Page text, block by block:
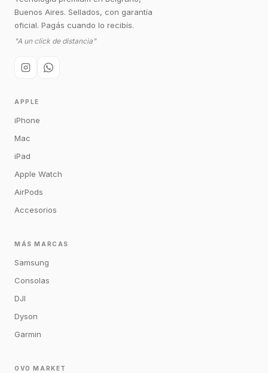
Buenos Aires. Sellados, con garantía
oficial. Pagás cuando lo recibís.
"A un click de distancia"
APPLE
iPhone
Mac
iPad
Apple Watch
AirPods
Accesorios
MÁS MARCAS
Samsung
Consolas
DJI
Dyson
Garmin
OVO MARKET